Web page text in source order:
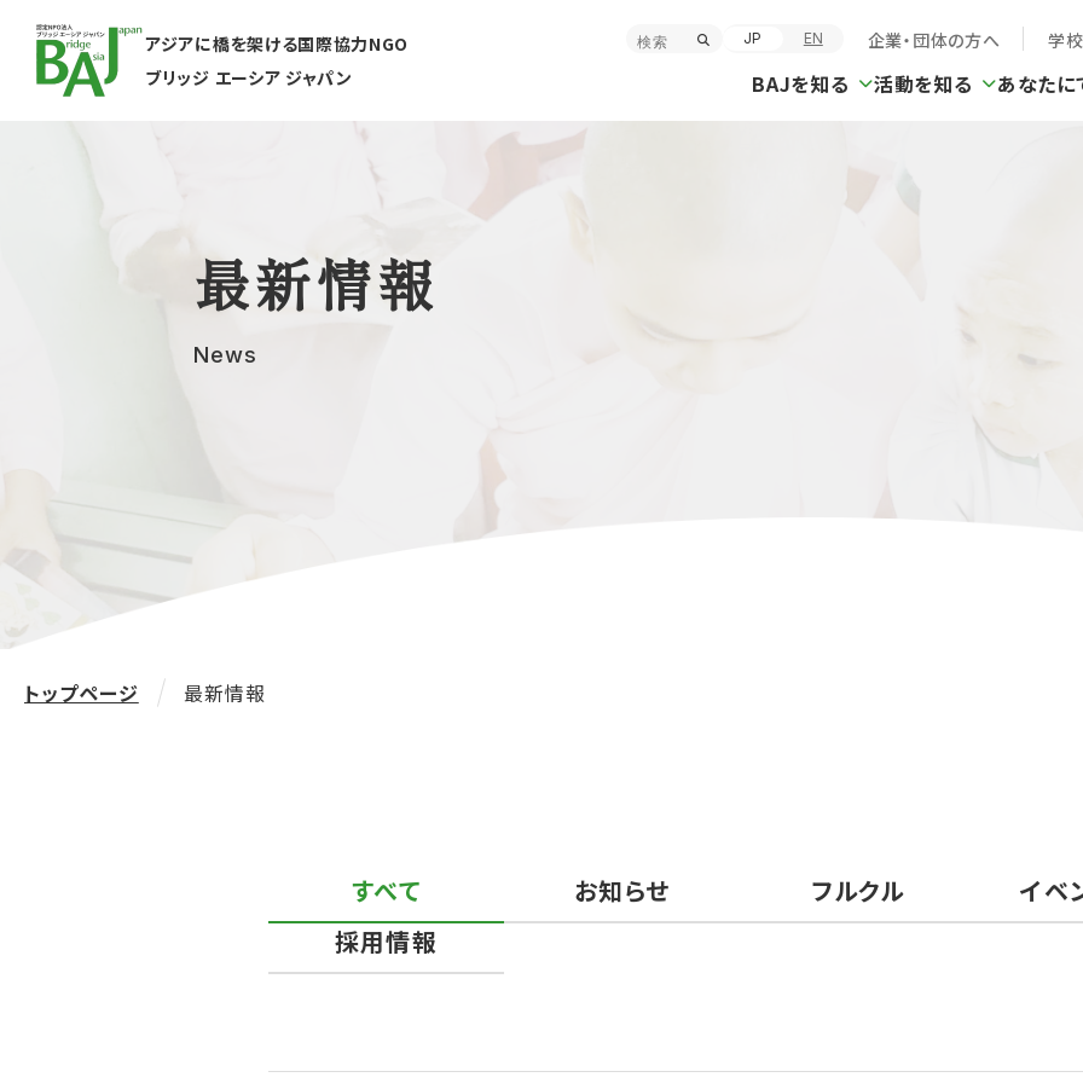
アジアに橋を架ける国際協力NGO
ブリッジ エーシア ジャパン
JP EN 企業・団体の方へ 学
BAJを知る 活動を知る あなたに
最新情報
News
トップページ 最新情報
すべて お知らせ フルクル
イベ
採用情報